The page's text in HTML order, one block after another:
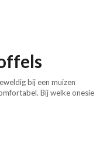
bij een muizen
Bij welke onesie